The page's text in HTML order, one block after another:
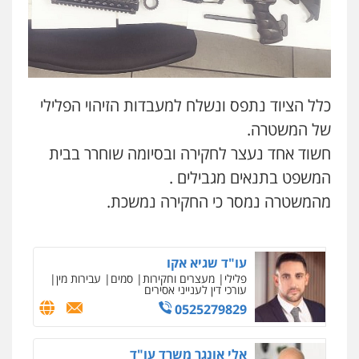
עו"ד אילן אלימלך
פלילי פשיעה חמורה תעבורה אסירים
0522992110
עו"ד שאדי נאטור
גיל דביר – משרד עורכי דין
פלילי פשיעה כלכלית צווארון לבן
סלימאן אבו שעירה – משרד עורכי דין
בטחוני צבאי
0547780927
כלל הציוד נתפס ונשלח למעבדות הזיהוי הפלילי
של המשטרה.
חשוד אחד נעצר לחקירה ובסיומה שוחרר בבית
המשפט בתנאים מגבילים .
מהמשטרה נמסר כי החקירה נמשכת.
משפט פלילי
0545437431
עו"ד עלי סעדי
פשיעה חמורה
ומעצרים
עו"ד תומר בנישתי
פלילי מעצרים וחקירות
חמורה
עו"ד שגיא אקו
פלילי מעצרים וחקירות סמים עבירות מין
עורכי דין לענייני אסירים
0525279829
אלי אונגר משרד עו"ד
ניר קידר – צלם
צילום עורכי דין שירותים מקצועיים לעורכי
דין